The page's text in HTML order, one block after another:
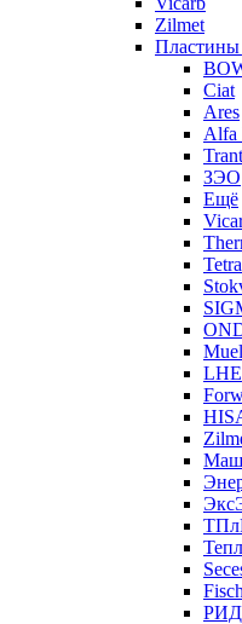
Zilmet
Пластины
Ciat
Ares
Alfa
ЗЭО
Ещё
LHE